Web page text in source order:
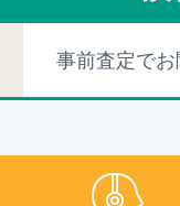
事前査定でお